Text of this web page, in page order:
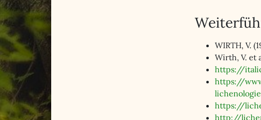
WIRTH, V.
Wirth, V. et
https://
https://
https://
http://